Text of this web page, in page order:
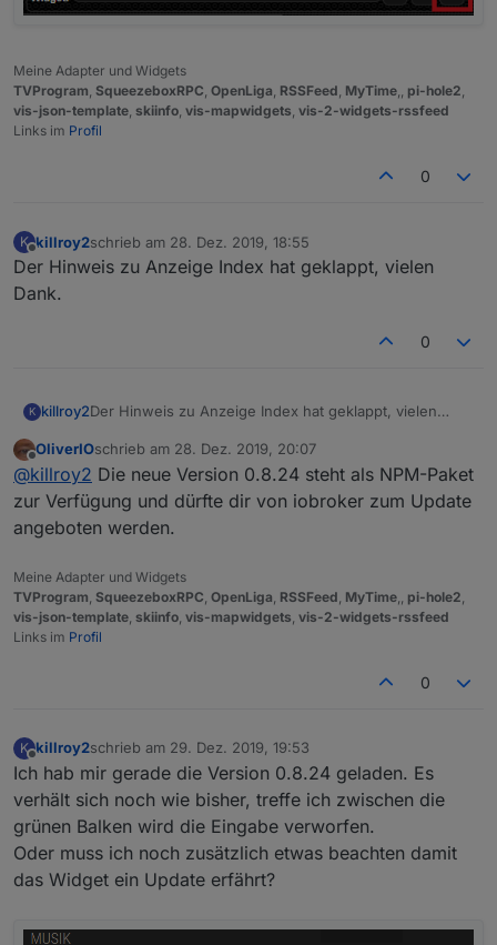
Meine Adapter und Widgets
TVProgram, SqueezeboxRPC, OpenLiga, RSSFeed, MyTime,, pi-hole2,
vis-json-template, skiinfo, vis-mapwidgets, vis-2-widgets-rssfeed
Links im Profil
0
K
Offline
killroy2schrieb am 28. Dez. 2019, 18:55
zuletzt editiert von
Der Hinweis zu Anzeige Index hat geklappt, vielen
Dank.
0
K killroy2Der Hinweis zu Anzeige Index hat geklappt, vielen
Offline
OliverIOschrieb am 28. Dez. 2019, 20:07
zuletzt editiert von
@killroy2 Die neue Version 0.8.24 steht als NPM-Paket
zur Verfügung und dürfte dir von iobroker zum Update
angeboten werden.
Meine Adapter und Widgets
TVProgram SqueezeboxRPC OpenLiga RSSFeed MyTime pi-hole2
vis-json-template skiinfo vis-mapwidgets vis-2-widgets-rssfeed
Links im Profil
0
K
Offline
killroy2schrieb am 29. Dez. 2019, 19:53
zuletzt editiert von
Ich hab mir gerade die Version 0.8.24 geladen. Es
verhält sich noch wie bisher, treffe ich zwischen die
grünen Balken wird die Eingabe verworfen.
Oder muss ich noch zusätzlich etwas beachten damit
das Widget ein Update erfährt?